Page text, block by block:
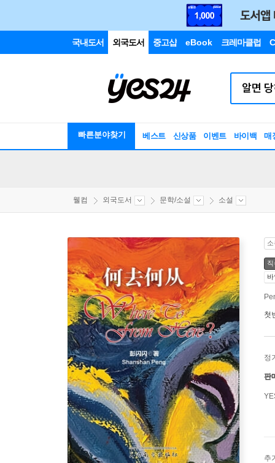
국내도서 외국도서 중고샵 eBook 크레마클럽
빠른분야찾기 베스트 신상품 이벤트 바이백 매
웰컴 외국도서 문학/소설 소설
첫
정
판
추